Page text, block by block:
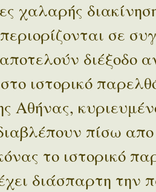
χαλαρής
σε
διέξοδο
ιστορικό
Αθήνας,
πίσω
το ιστορικό
διάσπαρτη την